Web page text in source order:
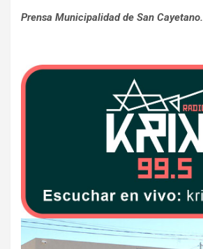
Prensa Municipalidad de San Cayetano.